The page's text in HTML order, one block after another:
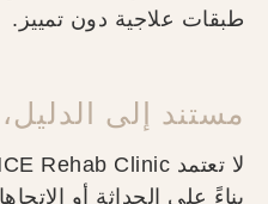
طبقات علاجية دون تمييز.
مستند إلى
بناءً على الحداثة أو